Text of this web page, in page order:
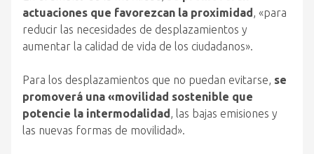
actuaciones que favorezcan la proximidad , «para
reducir las necesidades de desplazamientos y
aumentar la calidad de vida de los ciudadanos».
Para los desplazamientos que no puedan evitarse, se
promoverá una «movilidad sostenible que
potencie la intermodalidad , las bajas emisiones y
las nuevas formas de movilidad».